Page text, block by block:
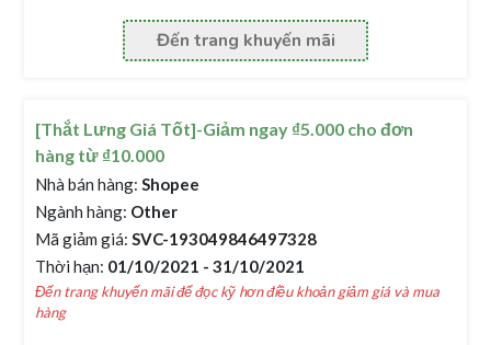
Đến trang khuyến mãi
[Thắt Lưng Giá Tốt]-Giảm ngay ₫5.000 cho đơn
hàng từ ₫10.000
Nhà bán hàng: Shopee
Ngành hàng: Other
Mã giảm giá: SVC-193049846497328
Thời hạn: 01/10/2021 - 31/10/2021
Đến trang khuyến mãi để đọc kỹ hơn điều khoản giảm giá và mua
hàng